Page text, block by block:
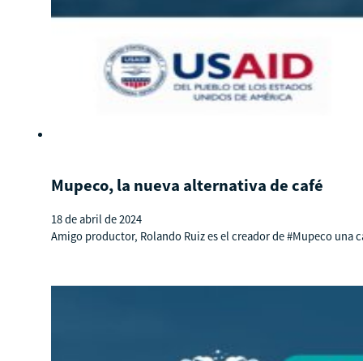
Mupeco, la nueva alternativa de café
18 de abril de 2024
Amigo productor, Rolando Ruiz es el creador de #Mupeco